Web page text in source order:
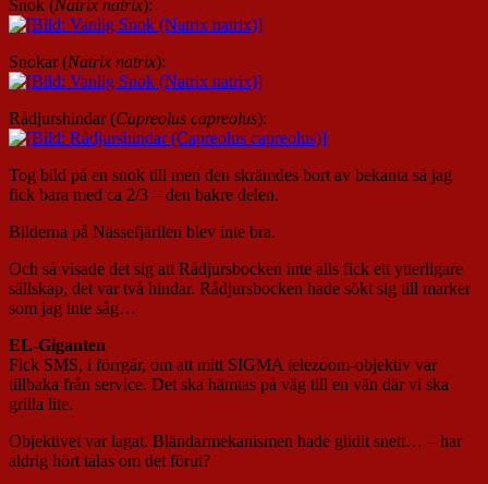
Snok (Natrix natrix):
Snokar (Natrix natrix):
Rådjurshindar (Capreolus capreolus):
Tog bild på en snok till men den skrämdes bort av bekanta så jag
fick bara med ca 2/3 – den bakre delen.
Bilderna på Nässefjärilen blev inte bra.
Och så visade det sig att Rådjursbocken inte alls fick ett ytterligare
sällskap, det var två hindar. Rådjursbocken hade sökt sig till marker
som jag inte såg…
EL-Giganten
Fick SMS, i förrgår, om att mitt SIGMA telezoom-objektiv var
tillbaka från service. Det ska hämtas på väg till en vän där vi ska
grilla lite.
Objektivet var lagat. Bländarmekanismen hade glidit snett… – har
aldrig hört talas om det förut?